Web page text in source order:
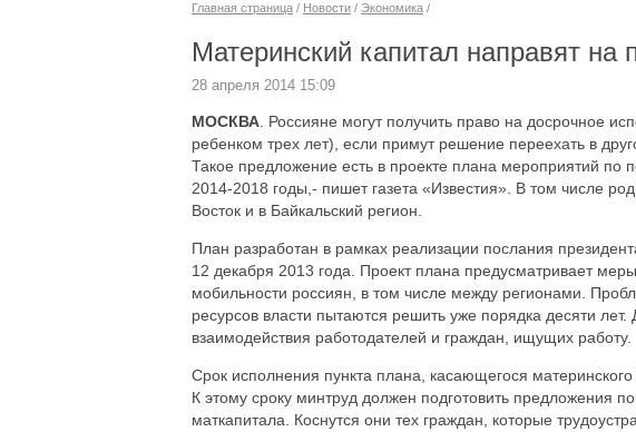
Главная страница / Новости / Экономика /
Материнский капитал направят на
28 апреля 2014 15:09
МОСКВА . Россияне могут получить право на досрочное
ребенком трех лет), если примут решение переехать в
Такое предложение есть в проекте плана мероприятий по
2014-2018 годы,- пишет газета «Известия». В том числе
Восток и в Байкальский регион.
План разработан в рамках реализации послания
12 декабря 2013 года. Проект плана предусматривает
мобильности россиян, в том числе между регионами.
ресурсов власти пытаются решить уже порядка десяти лет.
взаимодействия работодателей и граждан, ищущих работу.
Срок исполнения пункта плана, касающегося
К этому сроку минтруд должен подготовить предложения
маткапитала. Коснутся они тех граждан, которые